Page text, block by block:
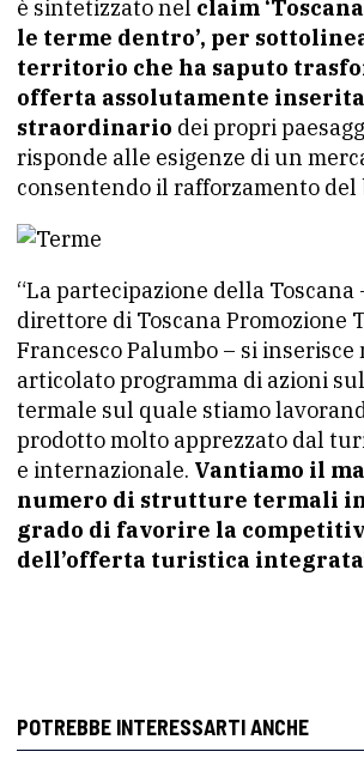
è sintetizzato nel claim
le terme dentro’, per
territorio che ha saputo
offerta assolutamente
straordinario dei propri
risponde alle esigenze di un
consentendo il rafforzamento del
“La partecipazione della Toscana
direttore di Toscana Promozione
Francesco Palumbo – si inserisce
articolato programma di azioni
termale sul quale stiamo
prodotto molto apprezzato dal
e internazionale. Vantiamo il
numero di strutture termali
grado di favorire la
dell’offerta turistica
POTREBBE INTERESSARTI ANCHE